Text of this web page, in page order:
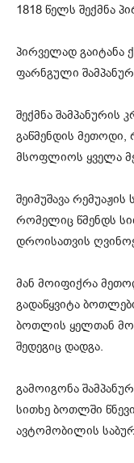
1818 წელს შექმნა
პირველად გაიტანა
ფარნგული
შექმნა
გაწმენდის
მსოფლიოს ყველა
შეიმუშავა
რომელიც წმენდს
დროისათვის
მან მოიფიქრა
გადაწყვიტა
ბოთლის ყელთან
შედეგიც დადგა.
გამოიგონა
სითხე ბოთლში
ავტომობილის